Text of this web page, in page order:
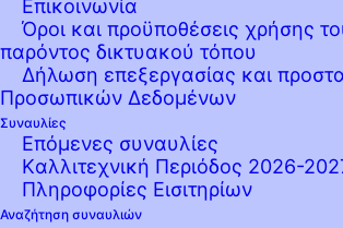
Επικοινωνία
Όροι και προϋποθέσεις χρήσης
παρόντος δικτυακού τόπου
Δήλωση επεξεργασίας και
Προσωπικών Δεδομένων
Συναυλίες
Επόμενες συναυλίες
Kαλλιτεχνική Περιόδος 2026-
Πληροφορίες Εισιτηρίων
Αναζήτηση συναυλιών